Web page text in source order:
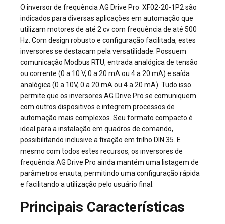
O inversor de frequência AG Drive Pro XF02-20-1P2 são
indicados para diversas aplicações em automação que
utilizam motores de até 2 cv com frequência de até 500
Hz. Com design robusto e configuração facilitada, estes
inversores se destacam pela versatilidade. Possuem
comunicação Modbus RTU, entrada analógica de tensão
ou corrente (0 a 10 V, 0 a 20 mA ou 4 a 20 mA) e saída
analógica (0 a 10V, 0 a 20 mA ou 4 a 20 mA). Tudo isso
permite que os inversores AG Drive Pro se comuniquem
com outros dispositivos e integrem processos de
automação mais complexos. Seu formato compacto é
ideal para a instalação em quadros de comando,
possibilitando inclusive a fixação em trilho DIN 35. E
mesmo com todos estes recursos, os inversores de
frequência AG Drive Pro ainda mantém uma listagem de
parâmetros enxuta, permitindo uma configuração rápida
e facilitando a utilização pelo usuário final.
Principais Características